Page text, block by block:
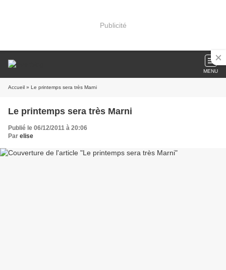
Publicité
MENU
Accueil » Le printemps sera très Marni
Le printemps sera très Marni
Publié le 06/12/2011 à 20:06
Par elise